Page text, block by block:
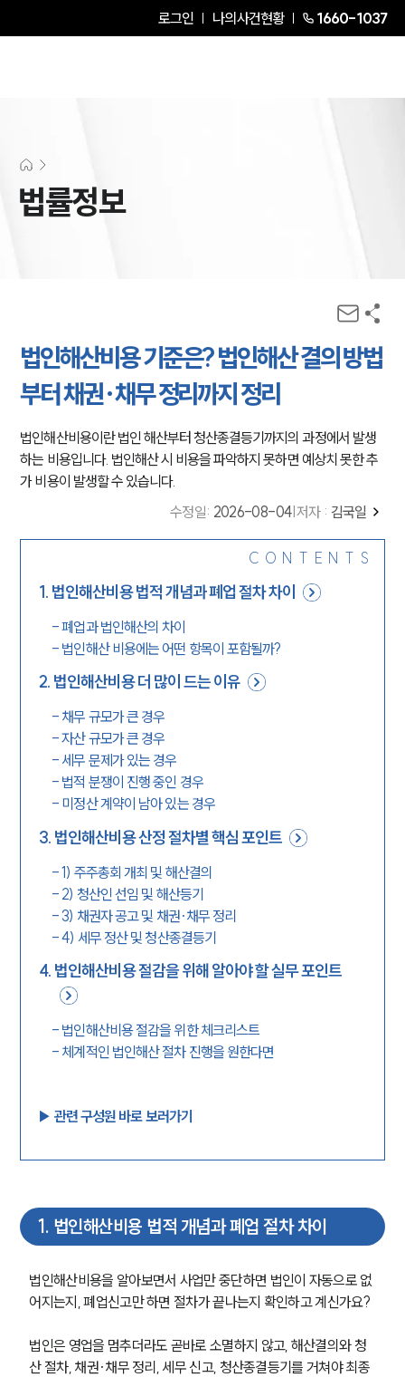
로그인 나의사건현황 1660-1037
법률정보
법인해산비용 기준은? 법인해산 결의 방법
부터 채권·채무 정리까지 정리
법인해산비용이란 법인 해산부터 청산종결등기까지의 과정에서 발생
하는 비용입니다. 법인해산 시 비용을 파악하지 못하면 예상치 못한 추
가 비용이 발생할 수 있습니다.
수정일: 2026-08-04 저자 : 김국일
CONTENTS
1. 법인해산비용 법적 개념과 폐업 절차 차이
-폐업과 법인해산의 차이
- 법인해산 비용에는 어떤 항목이 포함될까?
2. 법인해산비용 더 많이 드는 이유
- 채무 규모가 큰 경우
-자산 규모가 큰 경우
- 세무 문제가 있는 경우
- 법적 분쟁이 진행 중인 경우
- 미정산 계약이 남아 있는 경우
3. 법인해산비용 산정 절차별 핵심 포인트
-1) 주주총회 개최 및 해산결의
- 2) 청산인 선임 및 해산등기
- 3) 채권자 공고 및 채권·채무 정리
-4) 세무 정산 및 청산종결등기
4. 법인해산비용 절감을 위해 알아야 할 실무 포인트
- 법인해산비용 절감을 위한 체크리스트
- 체계적인 법인해산 절차 진행을 원한다면
▶︎ 관련 구성원 바로 보러가기
1. 법인해산비용 법적 개념과 폐업 절차 차이
법인해산비용을 알아보면서 사업만 중단하면 법인이 자동으로 없
어지는지, 폐업신고만 하면 절차가 끝나는지 확인하고 계신가요?
법인은 영업을 멈추더라도 곧바로 소멸하지 않고, 해산결의와 청
산 절차, 채권·채무 정리, 세무 신고, 청산종결등기를 거쳐야 최종